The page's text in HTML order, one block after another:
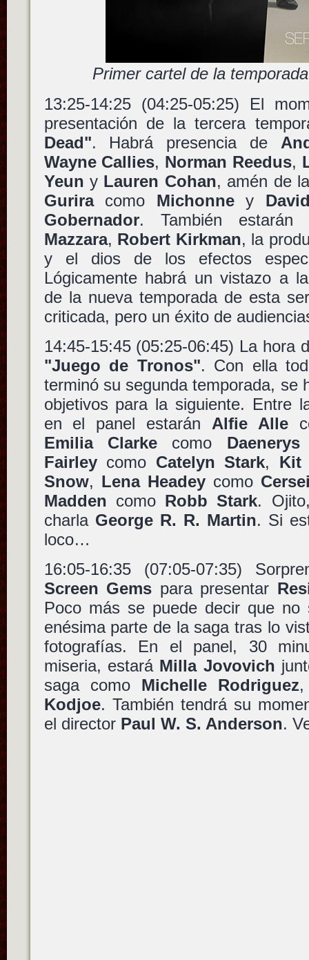
Primer cartel de la
13:25-14:25 (04:25-05:25) El
presentación de la tercera
Dead". Habrá presencia de
Wayne Callies, Norman Reedus,
Yeun y Lauren Cohan, amén de
Guriracomo Michonney
Gobernador. También
Mazzara, Robert Kirkman, la
y el dios de los efectos
Lógicamente habrá un vistazo a
de la nueva temporada de esta
criticada, pero un éxito de
14:45-15:45 (05:25-06:45) La hora
"Juego de Tronos". Con ella
terminó su segunda temporada, se
objetivos para la siguiente. Entre
en el panel estarán Alfie Alle
Emilia Clarkecomo
Fairleycomo Catelyn Stark, Kit
Snow, Lena Headeycomo
Madden como Robb Stark.
charla George R. R. Martin. Si
loco…
16:05-16:35 (07:05-07:35)
Screen Gems para presentar
Poco más se puede decir que
enésima parte de la saga tras lo
fotografías. En el panel, 30
miseria, estará Milla Jovovich
saga como Michelle Rodriguez
Kodjoe. También tendrá su
el director Paul W. S. Anderson.